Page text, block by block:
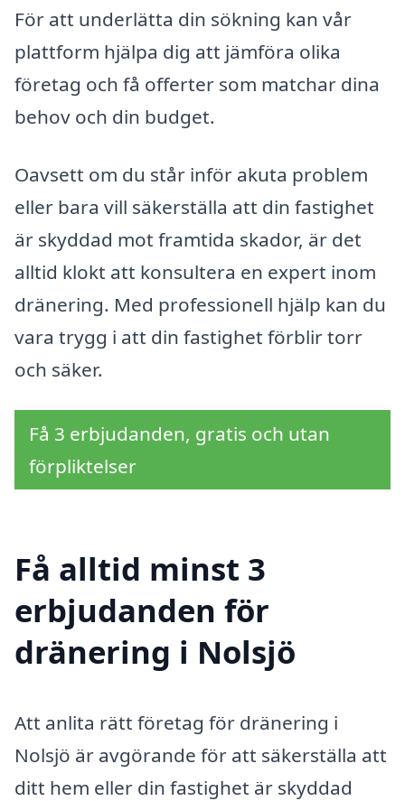
För att underlätta din sökning kan vår
plattform hjälpa dig att jämföra olika
företag och få offerter som matchar dina
behov och din budget.
Oavsett om du står inför akuta problem
eller bara vill säkerställa att din fastighet
är skyddad mot framtida skador, är det
alltid klokt att konsultera en expert inom
dränering. Med professionell hjälp kan du
vara trygg i att din fastighet förblir torr
och säker.
Få 3 erbjudanden, gratis och utan
förpliktelser
Få alltid minst 3
erbjudanden för
dränering i Nolsjö
Att anlita rätt företag för dränering i
Nolsjö är avgörande för att säkerställa att
ditt hem eller din fastighet är skyddad